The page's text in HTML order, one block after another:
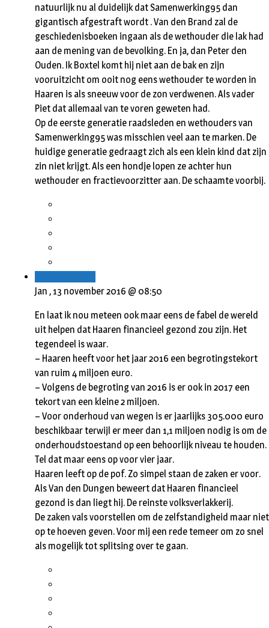
natuurlijk nu al duidelijk dat Samenwerking95 dan
gigantisch afgestraft wordt . Van den Brand zal de
geschiedenisboeken ingaan als de wethouder die lak had
aan de mening van de bevolking. En ja, dan Peter den
Ouden. Ik Boxtel komt hij niet aan de bak en zijn
vooruitzicht om ooit nog eens wethouder te worden in
Haaren is als sneeuw voor de zon verdwenen. Als vader
Piet dat allemaal van te voren geweten had.
Op de eerste generatie raadsleden en wethouders van
Samenwerking95 was misschien veel aan te marken. De
huidige generatie gedraagt zich als een klein kind dat zijn
zin niet krijgt. Als een hondje lopen ze achter hun
wethouder en fractievoorzitter aan. De schaamte voorbij.
Jan ,13 november 2016 @ 08:50
En laat ik nou meteen ook maar eens de fabel de wereld
uit helpen dat Haaren financieel gezond zou zijn. Het
tegendeel is waar.
– Haaren heeft voor het jaar 2016 een begrotingstekort
van ruim 4 miljoen euro.
– Volgens de begroting van 2016 is er ook in 2017 een
tekort van een kleine 2 miljoen.
– Voor onderhoud van wegen is er jaarlijks 305.000 euro
beschikbaar terwijl er meer dan 1,1 miljoen nodig is om de
onderhoudstoestand op een behoorlijk niveau te houden.
Tel dat maar eens op voor vier jaar.
Haaren leeft op de pof. Zo simpel staan de zaken er voor.
Als Van den Dungen beweert dat Haaren financieel
gezond is dan liegt hij. De reinste volksverlakkerij.
De zaken vals voorstellen om de zelfstandigheid maar niet
op te hoeven geven. Voor mij een rede temeer om zo snel
als mogelijk tot splitsing over te gaan.